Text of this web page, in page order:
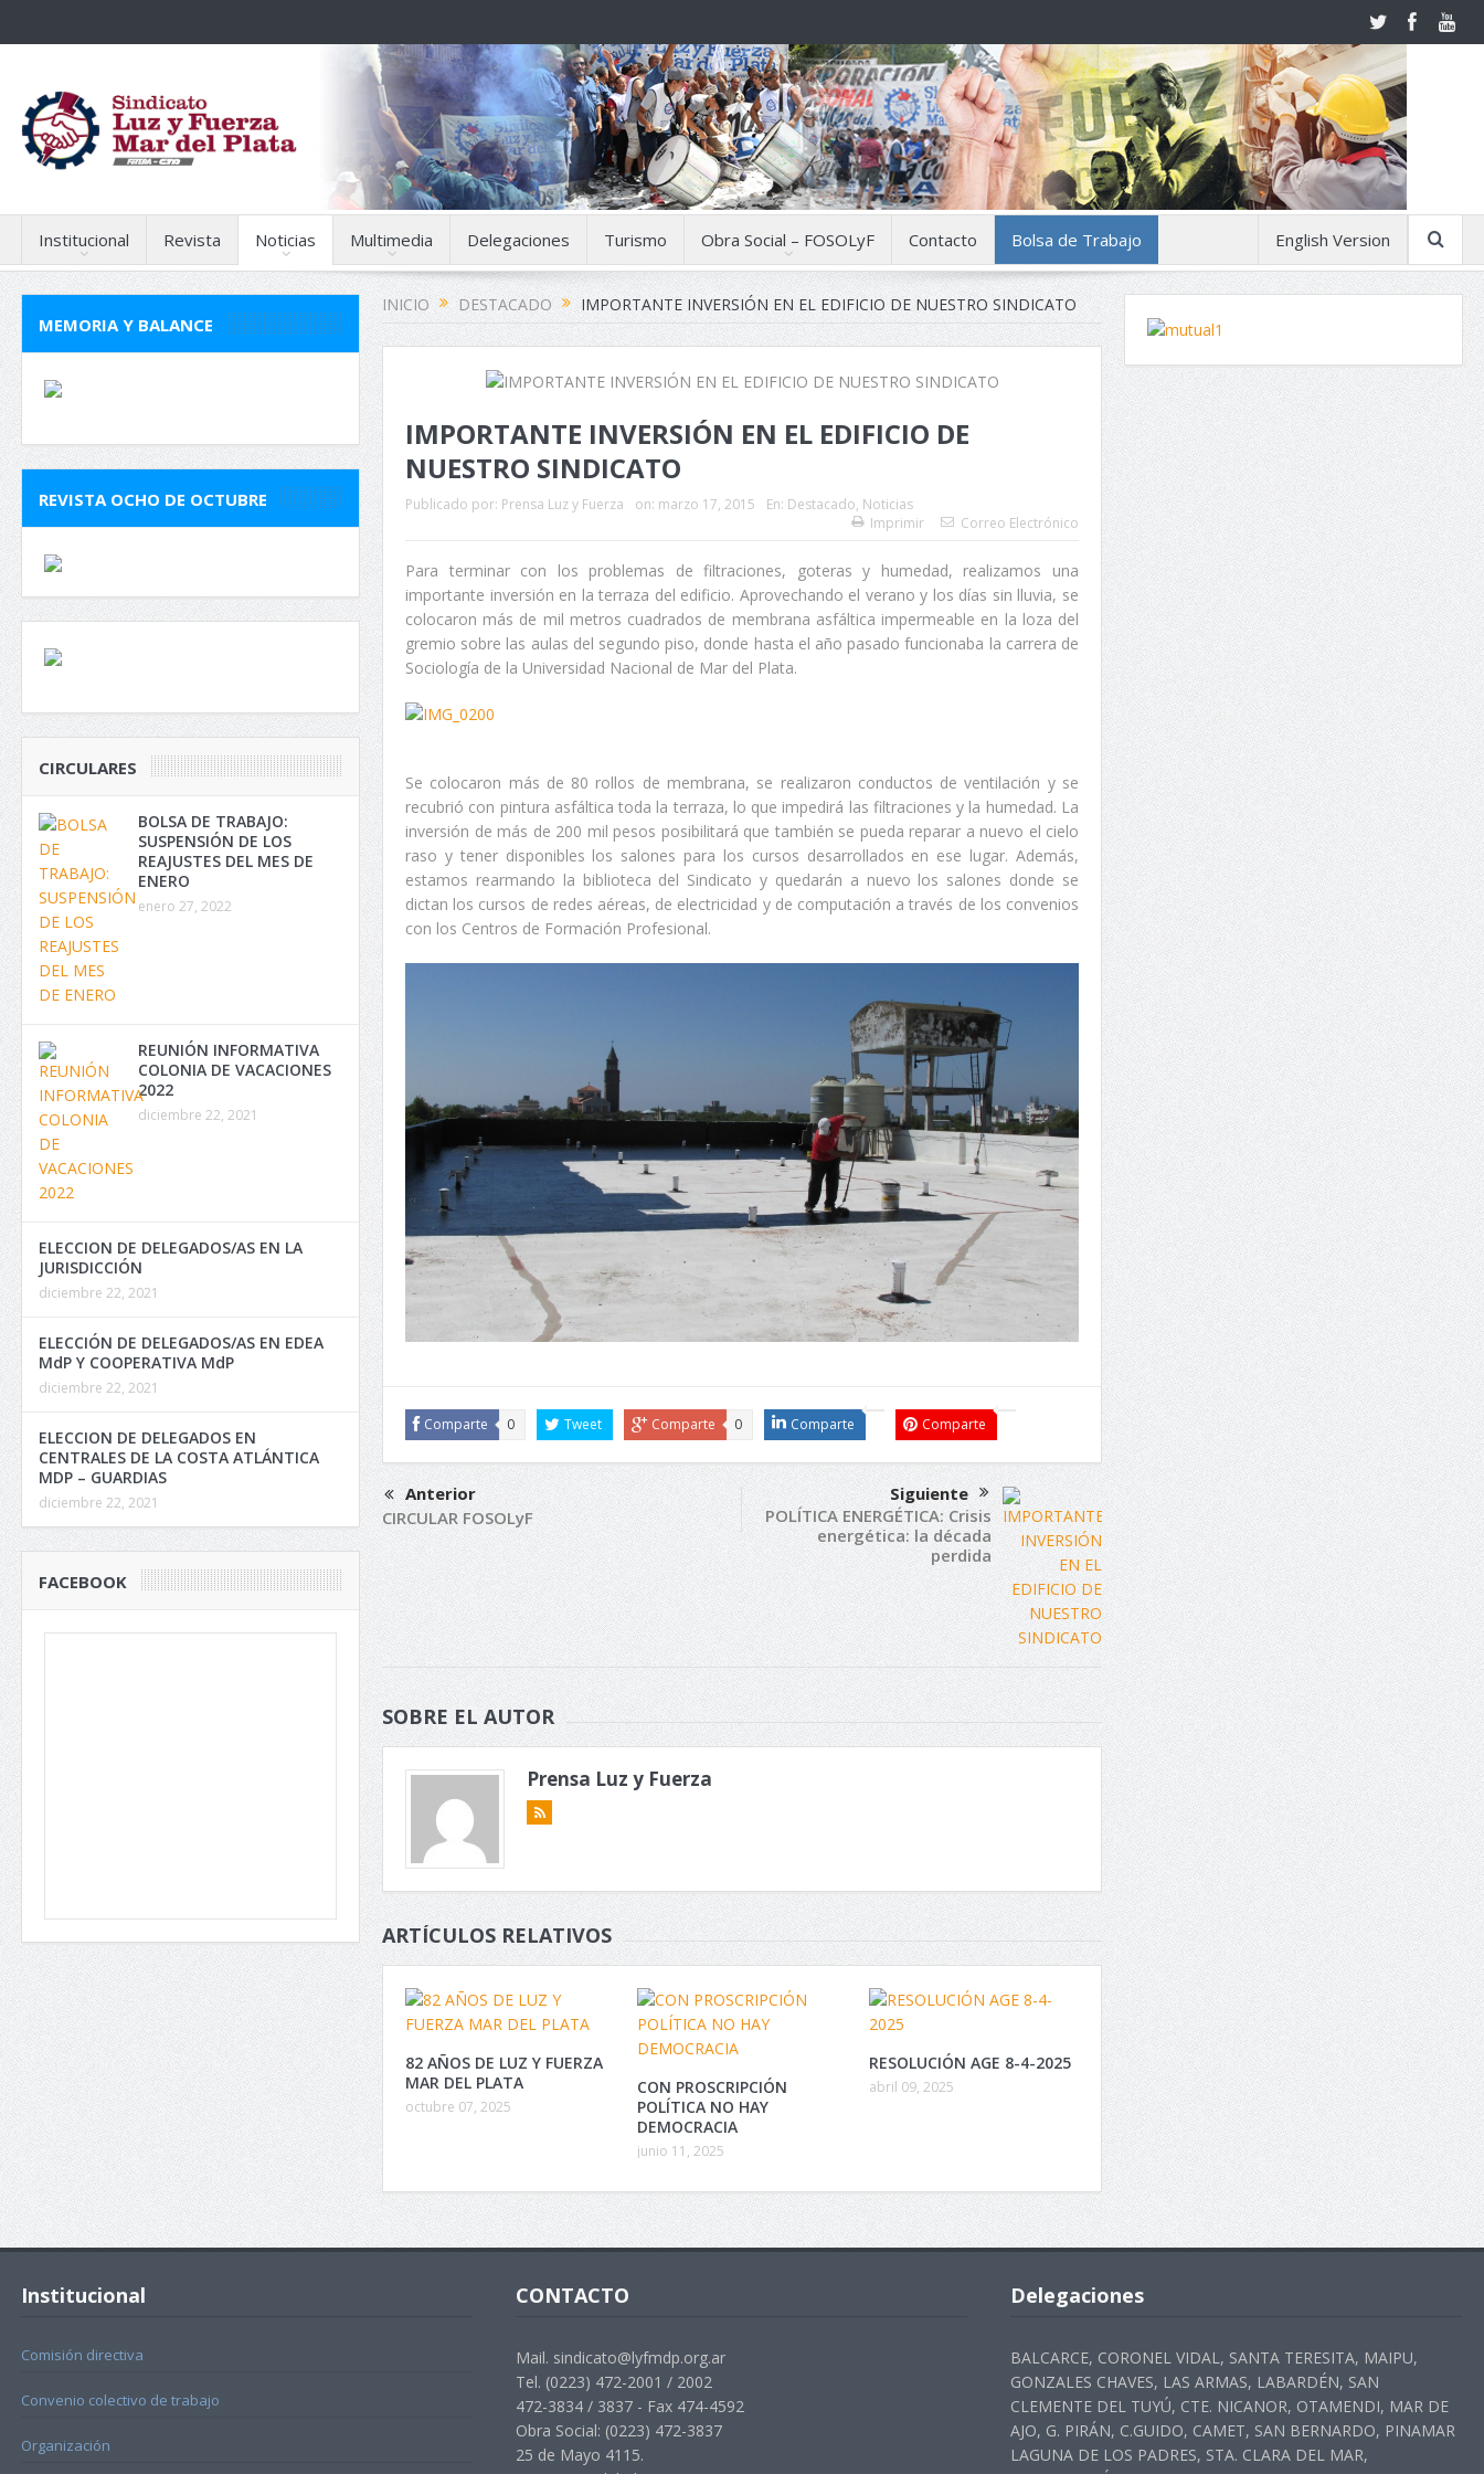
Institucional Revista Noticias Multimedia Delegaciones Turismo Obra Social – FOSOLyF Contacto Bolsa de Trabajo English Version
INICIO DESTACADO IMPORTANTE INVERSIÓN EN EL EDIFICIO DE NUESTRO SINDICATO
IMPORTANTE INVERSIÓN EN EL EDIFICIO DE
NUESTRO SINDICATO
Publicado por: Prensa Luz y Fuerza on: marzo 17, 2015 En: Destacado, Noticias
Imprimir
Correo Electrónico
Para terminar con los problemas de filtraciones, goteras y humedad, realizamos una
importante inversión en la terraza del edificio. Aprovechando el verano y los días sin lluvia, se
colocaron más de mil metros cuadrados de membrana asfáltica impermeable en la loza del
gremio sobre las aulas del segundo piso, donde hasta el año pasado funcionaba la carrera de
Sociología de la Universidad Nacional de Mar del Plata.
Se colocaron más de 80 rollos de membrana, se realizaron conductos de ventilación y se
recubrió con pintura asfáltica toda la terraza, lo que impedirá las filtraciones y la humedad. La
inversión de más de 200 mil pesos posibilitará que también se pueda reparar a nuevo el cielo
raso y tener disponibles los salones para los cursos desarrollados en ese lugar. Además,
estamos rearmando la biblioteca del Sindicato y quedarán a nuevo los salones donde se
dictan los cursos de redes aéreas, de electricidad y de computación a través de los convenios
con los Centros de Formación Profesional.
Comparte 0 Tweet Comparte 0 Comparte Comparte
Anterior
CIRCULAR FOSOLyF
Siguiente
POLÍTICA ENERGÉTICA: Crisis
energética: la década
perdida
SOBRE EL AUTOR
Prensa Luz y Fuerza
ARTÍCULOS RELATIVOS
82 AÑOS DE LUZ Y FUERZA
MAR DEL PLATA
octubre 07, 2025
CON PROSCRIPCIÓN
POLÍTICA NO HAY
DEMOCRACIA
junio 11, 2025
RESOLUCIÓN AGE 8-4-2025
abril 09, 2025
MEMORIA Y BALANCE
REVISTA OCHO DE OCTUBRE
CIRCULARES
BOLSA DE TRABAJO:
SUSPENSIÓN DE LOS
REAJUSTES DEL MES DE
ENERO
enero 27, 2022
REUNIÓN INFORMATIVA
COLONIA DE VACACIONES
2022
diciembre 22, 2021
ELECCION DE DELEGADOS/AS EN LA
JURISDICCIÓN
diciembre 22, 2021
ELECCIÓN DE DELEGADOS/AS EN EDEA
MdP Y COOPERATIVA MdP
diciembre 22, 2021
ELECCION DE DELEGADOS EN
CENTRALES DE LA COSTA ATLÁNTICA
MDP – GUARDIAS
diciembre 22, 2021
FACEBOOK
Institucional
Comisión directiva
Convenio colectivo de trabajo
Organización
CONTACTO
Mail. sindicato@lyfmdp.org.ar
Tel. (0223) 472-2001 / 2002
472-3834 / 3837 - Fax 474-4592
Obra Social: (0223) 472-3837
25 de Mayo 4115.
Delegaciones
BALCARCE, CORONEL VIDAL, SANTA TERESITA, MAIPU,
GONZALES CHAVES, LAS ARMAS, LABARDÉN, SAN
CLEMENTE DEL TUYÚ, CTE. NICANOR, OTAMENDI, MAR DE
AJO, G. PIRÁN, C.GUIDO, CAMET, SAN BERNARDO, PINAMAR
LAGUNA DE LOS PADRES, STA. CLARA DEL MAR,